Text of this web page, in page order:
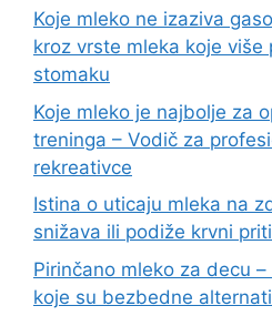
Koje mleko ne izaziva
kroz vrste mleka koje više
stomaku
Koje mleko je najbolje za
treninga – Vodič za
rekreativce
Istina o uticaju mleka na
snižava ili podiže krvni
Pirinčano mleko za decu
koje su bezbedne